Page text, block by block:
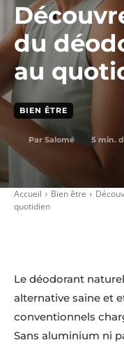
du
au
BIEN ÊTRE
Par Salomé 5 min.
Accueil Bien être
quotidien
Le déodorant
alternative saine et
conventionnels
Sans aluminium ni